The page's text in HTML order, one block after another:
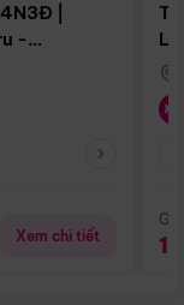
|
-
Xem chi tiết